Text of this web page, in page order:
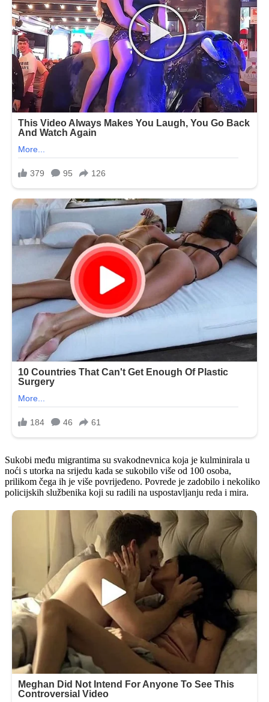
Sukobi među migrantima su svakodnevnica koja je kulminirala u
noći s utorka na srijedu kada se sukobilo više od 100 osoba,
prilikom čega ih je više povrijeđeno. Povrede je zadobilo i nekoliko
policijskih službenika koji su radili na uspostavljanju reda i mira.